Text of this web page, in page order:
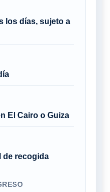
los días, sujeto a
El Cairo o Guiza
de recogida